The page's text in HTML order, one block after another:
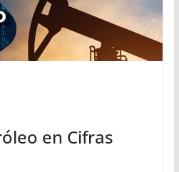
en Cifras